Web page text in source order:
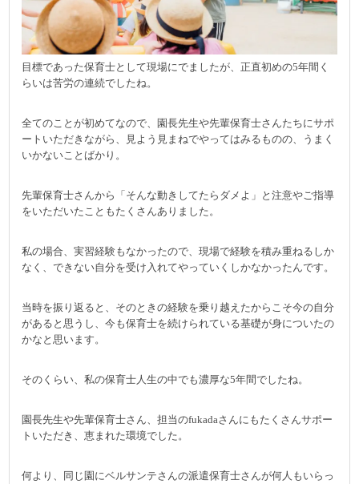
目標であった保育士として現場にでましたが、正直初めの5年間く
らいは苦労の連続でしたね。
全てのことが初めてなので、園長先生や先輩保育士さんたちにサポ
ートいただきながら、見よう見まねでやってはみるものの、うまく
いかないことばかり。
先輩保育士さんから「そんな動きしてたらダメよ」と注意やご指導
をいただいたこともたくさんありました。
私の場合、実習経験もなかったので、現場で経験を積み重ねるしか
なく、できない自分を受け入れてやっていくしかなかったんです。
当時を振り返ると、そのときの経験を乗り越えたからこそ今の自分
があると思うし、今も保育士を続けられている基礎が身についたの
かなと思います。
そのくらい、私の保育士人生の中でも濃厚な5年間でしたね。
園長先生や先輩保育士さん、担当のfukadaさんにもたくさんサポー
トいただき、恵まれた環境でした。
何より、同じ園にベルサンテさんの派遣保育士さんが何人もいらっ